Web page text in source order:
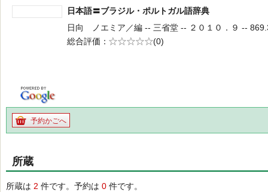
日本語〓ブラジル・ポルトガル語辞典
日向 ノエミア／編 -- 三省堂 -- ２０１０．９ --
総合評価
5段階評価
(0)
予約かごへ
所蔵
所蔵は 2 件です。予約は 0 件です。